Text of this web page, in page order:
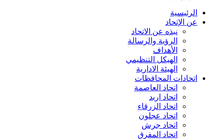
الرئيسية
عن الإتحاد
نبذه عن الاتحاد
الرؤية والرسالة
الأهداف
الهيكل التنظيمي
الهيئة الادارية
اتحادات المحافظات
اتحاد العاصمة
اتحاد اربد
اتحاد الزرقاء
اتحاد عجلون
اتحاد جرش
اتحاد المفرق